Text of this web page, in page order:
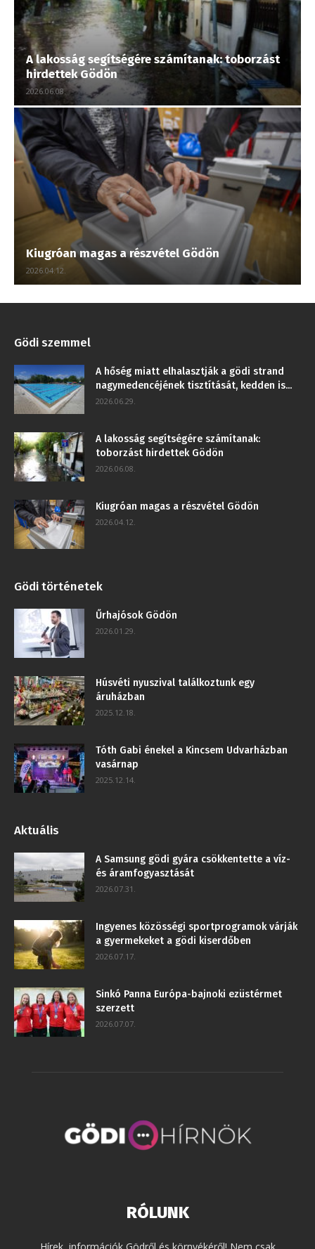
A lakosság segítségére számítanak: toborzást
hirdettek Gödön
2026.06.08.
Kiugróan magas a részvétel Gödön
2026.04.12.
Gödi szemmel
A hőség miatt elhalasztják a gödi strand
nagymedencéjének tisztítását, kedden is...
2026.06.29.
A lakosság segítségére számítanak:
toborzást hirdettek Gödön
2026.06.08.
Kiugróan magas a részvétel Gödön
2026.04.12.
Gödi történetek
Űrhajósok Gödön
2026.01.29.
Húsvéti nyuszival találkoztunk egy
áruházban
2025.12.18.
Tóth Gabi énekel a Kincsem Udvarházban
vasárnap
2025.12.14.
Aktuális
A Samsung gödi gyára csökkentette a víz-
és áramfogyasztását
2026.07.31.
Ingyenes közösségi sportprogramok várják
a gyermekeket a gödi kiserdőben
2026.07.17.
Sinkó Panna Európa-bajnoki ezüstérmet
szerzett
2026.07.07.
RÓLUNK